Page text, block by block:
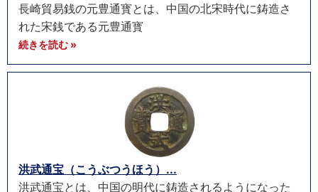
長崎貿易銭の元豊通寳とは、中国の北宋時代に鋳造さ
れた宋銭である元豊通寳
続きを読む »
洪武通宝（こうぶつうほう）...
洪武通宝とは、中国の明代に鋳造されるようになった